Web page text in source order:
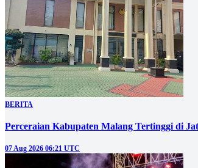
BERITA
Perceraian Kabupaten Malang Tertinggi di
07 Aug 2026 06:21 UTC